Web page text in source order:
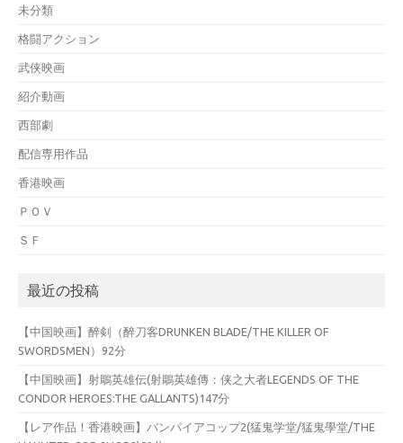
未分類
格闘アクション
武侠映画
紹介動画
西部劇
配信専用作品
香港映画
ＰＯＶ
ＳＦ
最近の投稿
【中国映画】醉剣（醉刀客DRUNKEN BLADE/THE KILLER OF
SWORDSMEN）92分
【中国映画】射鵰英雄伝(射鵰英雄傳：侠之大者LEGENDS OF THE
CONDOR HEROES:THE GALLANTS)147分
【レア作品！香港映画】バンパイアコップ2(猛鬼学堂/猛鬼學堂/THE